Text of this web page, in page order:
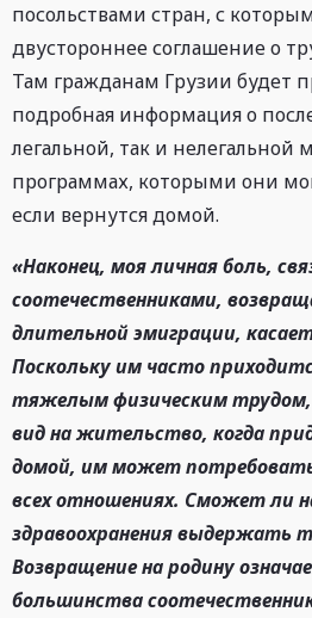
посольствами стран, с
двустороннее соглашение о
Там гражданам Грузии будет
подробная информация о
легальной, так и нелегальной
программах, которыми они
если вернутся домой.
«Наконец, моя личная боль,
соотечественниками,
длительной эмиграции,
Поскольку им часто
тяжелым физическим
вид на жительство, когда
домой, им может
всех отношениях. Сможет ли
здравоохранения выдержать
Возвращение на родину
большинства